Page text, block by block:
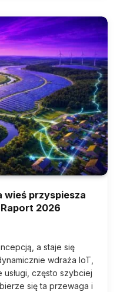
wieś przyspiesza
2026
a staje się
wdraża IoT,
często szybciej
się ta przewaga i